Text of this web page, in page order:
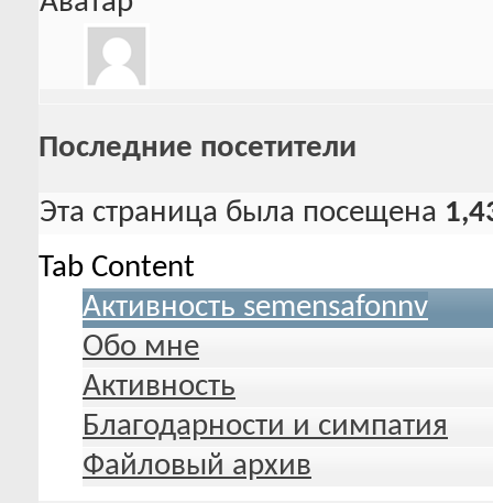
Последние посетители
Эта страница была посещена
Tab Content
Активность semensafonnv
Обо мне
Активность
Благодарности и симпатия
Файловый архив